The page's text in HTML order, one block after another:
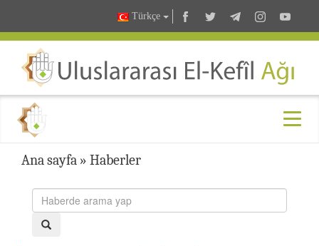
Türkçe
Ana sayfa » Haberler